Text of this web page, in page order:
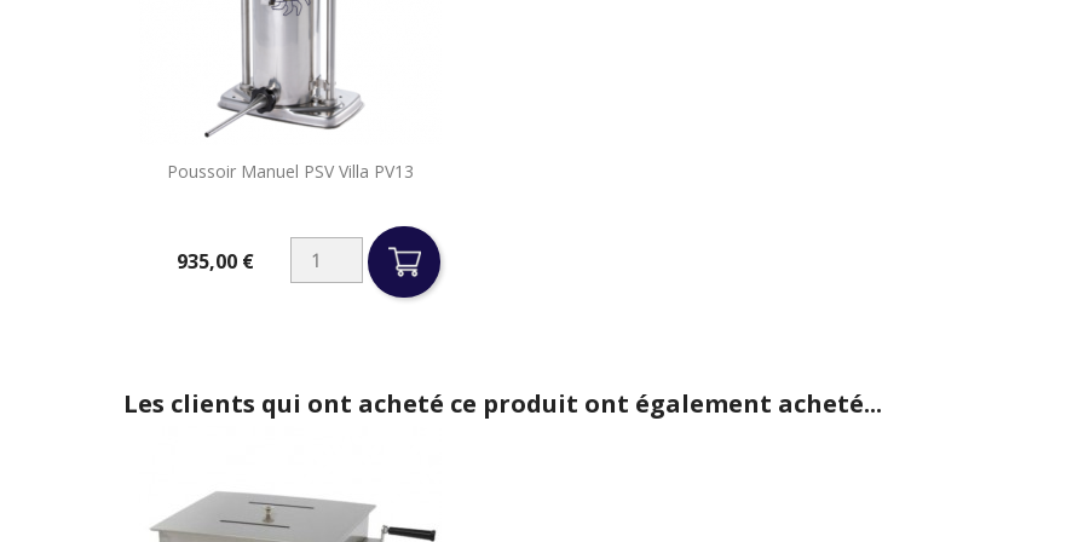
Poussoir Manuel PSV Villa PV13
935,00 €
Aperçu rapide
Les clients qui ont acheté ce produit ont également acheté...